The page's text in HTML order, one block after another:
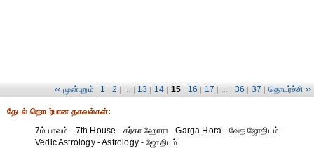
‹‹ முன்புறம் | 1 | 2 | ... | 13 | 14 | 15 | 16 | 17 | ... | 36 | 37 | தொடர்ச்சி ››
தேட‌ல் தொட‌ர்பான தகவ‌ல்க‌ள்:
7ம் பாவம் - 7th House - கர்கா ஹோரா - Garga Hora - வேத ஜோதிடம் -
Vedic Astrology - Astrology - ஜோதிடம்